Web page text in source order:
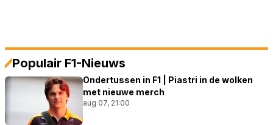
Populair F1-Nieuws
Ondertussen in F1 | Piastri in de wolken
met nieuwe merch
aug 07, 21:00